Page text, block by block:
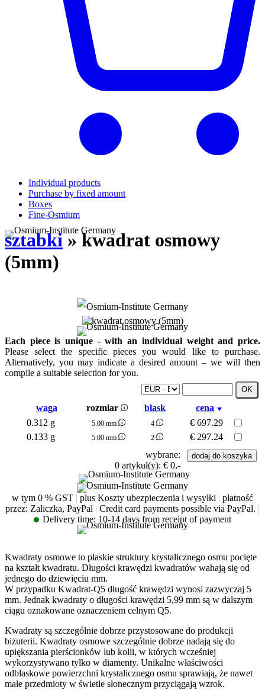
Individual products
Purchase by fixed amount
Boxes
Fine-Osmium
sztabki» kwadrat osmowy
(5mm)
Each piece is unique - with an individual weight and price.
Please select the specific pieces you would like to purchase.
Alternatively, you may indicate a desired amount – we will then
compile a suitable selection for you.
waga rozmiar blask
cena
0.312 g
5.00 mm 4 € 697.29
0.133 g
5.00 mm 2 € 297.24
wybrane:
0 artykuł(y): € 0,-
w tym 0 % GST | plus Koszty ubezpieczenia i wysyłki | płatność
przez: Zaliczka, PayPal | Credit card payments possible via PayPal. |
Delivery time: 10-14 days from receipt of payment
Kwadraty osmowe to płaskie struktury krystalicznego osmu pocięte
na kształt kwadratu. Długości krawędzi kwadratów wahają się od
jednego do dziewięciu mm.
W przypadku Kwadrat-Q5 długość krawędzi wynosi zazwyczaj 5
mm. Jednak kwadraty o długości krawędzi 5,99 mm są w dalszym
ciągu oznakowane oznaczeniem celnym Q5.
Kwadraty są szczególnie dobrze przystosowane do produkcji
biżuterii. Kwadraty osmowe szczególnie dobrze nadają się do
upiększania pierścionków lub kolii, w których wcześniej
wykorzystywano tylko w diamenty. Unikalne właściwości
odblaskowe powierzchni krystalicznego osmu sprawiają, że nawet
małe przedmioty w świetle słonecznym przyciągają wzrok.